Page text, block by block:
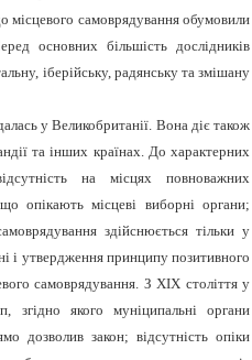
місцевого самоврядування обумовили
основних більшість дослідників
іберійську, радянську та змішану
у Великобританії. Вона діє також
та інших країнах. До характерних
на місцях повноважних
опікають місцеві виборні органи;
здійснюється тільки у
і утвердження принципу позитивного
самоврядування. З ХІХ століття у
згідно якого муніципальні органи
закон; відсутність опіки